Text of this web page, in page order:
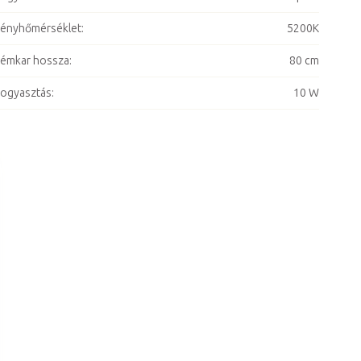
: 5200K
hossza: 80 cm
: 10 W